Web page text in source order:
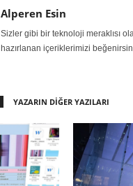
Alperen Esin
Sizler gibi bir teknoloji meraklısı
hazırlanan içeriklerimizi
YAZARIN DİĞER YAZILARI